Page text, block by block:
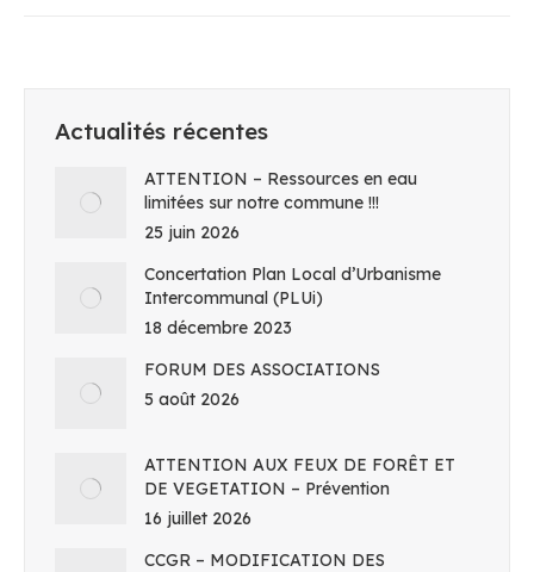
Actualités récentes
ATTENTION – Ressources en eau
limitées sur notre commune !!!
25 juin 2026
Concertation Plan Local d’Urbanisme
Intercommunal (PLUi)
18 décembre 2023
FORUM DES ASSOCIATIONS
5 août 2026
ATTENTION AUX FEUX DE FORÊT ET
DE VEGETATION – Prévention
16 juillet 2026
CCGR – MODIFICATION DES